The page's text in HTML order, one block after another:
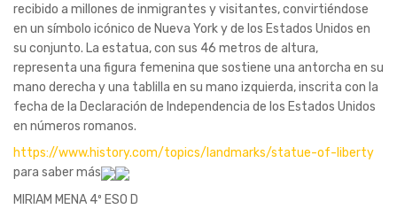
recibido a millones de inmigrantes y visitantes, convirtiéndose
en un símbolo icónico de Nueva York y de los Estados Unidos en
su conjunto. La estatua, con sus 46 metros de altura,
representa una figura femenina que sostiene una antorcha en su
mano derecha y una tablilla en su mano izquierda, inscrita con la
fecha de la Declaración de Independencia de los Estados Unidos
en números romanos.
https://www.history.com/topics/landmarks/statue-of-liberty
para saber más
MIRIAM MENA 4º ESO D